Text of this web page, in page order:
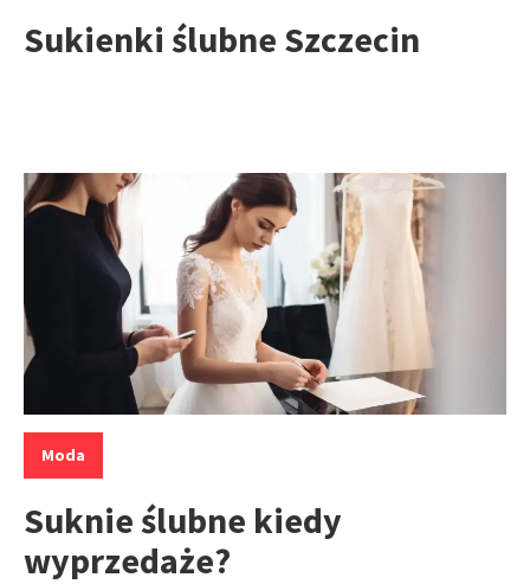
Sukienki ślubne Szczecin
Kategorie:
Moda
Suknie ślubne kiedy
wyprzedaże?